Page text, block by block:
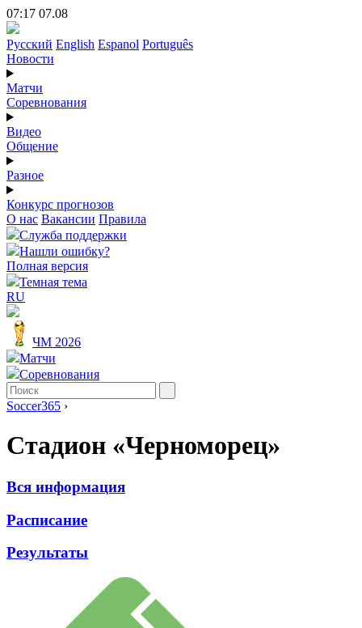
07:17 07.08
Русский English Espanol Português
Новости
Матчи
Соревнования
Видео
Общение
Разное
Конкурс прогнозов
О нас Вакансии Правила
Служба поддержки
Нашли ошибку?
Полная версия
Темная тема
RU
ЧМ 2026
Матчи
Соревнования
Soccer365 ›
Стадион «Черноморец»
Вся информация
Расписание
Результаты